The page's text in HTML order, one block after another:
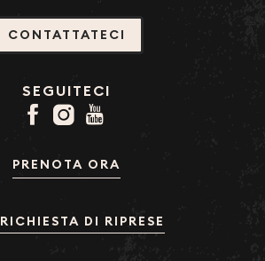
CONTATTATECI
SEGUITECI
PRENOTA ORA
RICHIESTA DI RIPRESE